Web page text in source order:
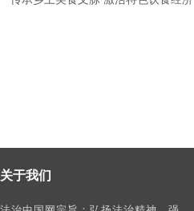
关于我们